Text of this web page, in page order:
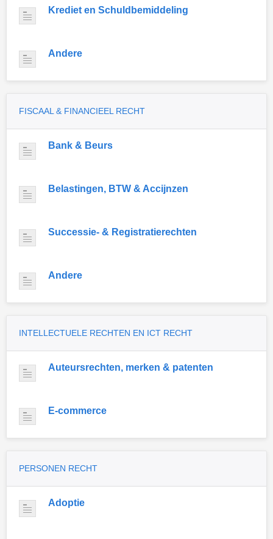
Krediet en Schuldbemiddeling
Andere
FISCAAL & FINANCIEEL RECHT
Bank & Beurs
Belastingen, BTW & Accijnzen
Successie- & Registratierechten
Andere
INTELLECTUELE RECHTEN EN ICT RECHT
Auteursrechten, merken & patenten
E-commerce
PERSONEN RECHT
Adoptie